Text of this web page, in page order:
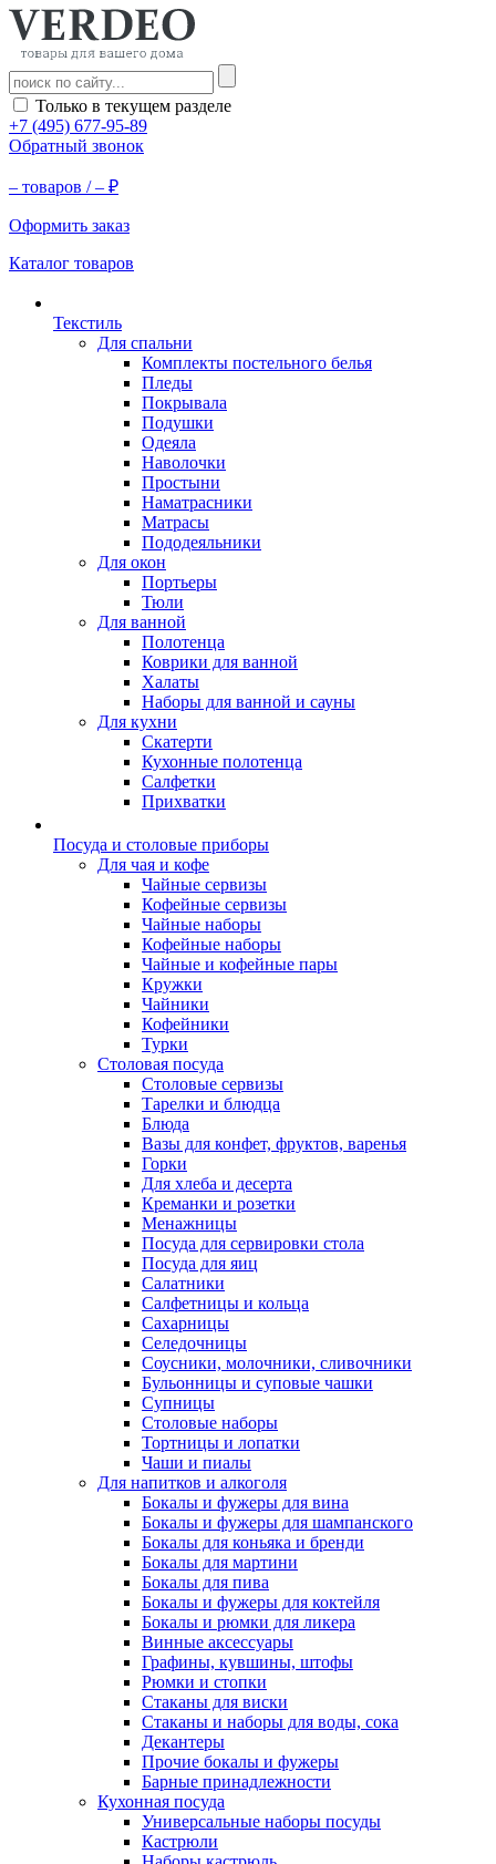
Только в текущем разделе
+7 (495) 677-95-89
Обратный звонок
– товаров /– ₽
Оформить заказ
Каталог товаров
Текстиль
Для спальни
Комплекты постельного белья
Пледы
Покрывала
Подушки
Одеяла
Наволочки
Простыни
Наматрасники
Матрасы
Пододеяльники
Для окон
Портьеры
Тюли
Для ванной
Полотенца
Коврики для ванной
Халаты
Наборы для ванной и сауны
Для кухни
Скатерти
Кухонные полотенца
Салфетки
Прихватки
Посуда и столовые приборы
Для чая и кофе
Чайные сервизы
Кофейные сервизы
Чайные наборы
Кофейные наборы
Чайные и кофейные пары
Кружки
Чайники
Кофейники
Турки
Столовая посуда
Столовые сервизы
Тарелки и блюдца
Блюда
Вазы для конфет, фруктов, варенья
Горки
Для хлеба и десерта
Креманки и розетки
Менажницы
Посуда для сервировки стола
Посуда для яиц
Салатники
Салфетницы и кольца
Сахарницы
Селедочницы
Соусники, молочники, сливочники
Бульонницы и суповые чашки
Супницы
Столовые наборы
Тортницы и лопатки
Чаши и пиалы
Для напитков и алкоголя
Бокалы и фужеры для вина
Бокалы и фужеры для шампанского
Бокалы для коньяка и бренди
Бокалы для мартини
Бокалы для пива
Бокалы и фужеры для коктейля
Бокалы и рюмки для ликера
Винные аксессуары
Графины, кувшины, штофы
Рюмки и стопки
Стаканы для виски
Стаканы и наборы для воды, сока
Декантеры
Прочие бокалы и фужеры
Барные принадлежности
Кухонная посуда
Универсальные наборы посуды
Кастрюли